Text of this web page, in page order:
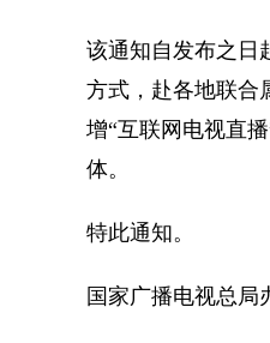
该通知自发布之日
方式，赴各地联合
增“互联网电视直
体。
特此通知。
国家广播电视总局